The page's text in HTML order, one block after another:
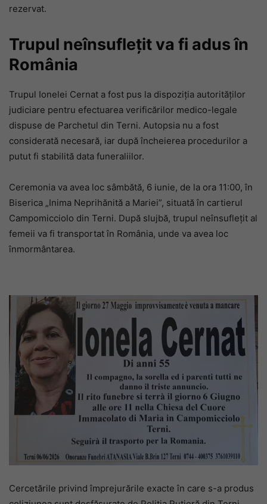
rezervat.
Trupul neînsuflețit va fi adus în
România
Trupul Ionelei Cernat a fost pus la dispoziția autorităților
judiciare pentru efectuarea verificărilor medico-legale
dispuse de Parchetul din Terni. Autopsia nu a fost
considerată necesară, iar după încheierea procedurilor a
putut fi stabilită data funeraliilor.
Ceremonia va avea loc sâmbătă, 6 iunie, de la ora 11:00, în
Biserica „Inima Neprihănită a Mariei”, situată în cartierul
Campomicciolo din Terni. După slujbă, trupul neînsuflețit al
femeii va fi transportat în România, unde va avea loc
înmormântarea.
Cercetările privind împrejurările exacte în care s-a produs